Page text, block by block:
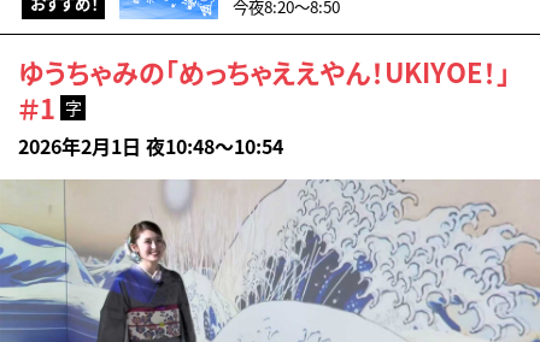
今夜8:20〜8:50
ゆうちゃみの「めっちゃええやん！UKIYOE！」
＃1 字
2026年2月1日 夜10:48～10:54